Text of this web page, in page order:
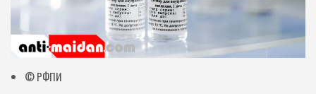
© РФПИ